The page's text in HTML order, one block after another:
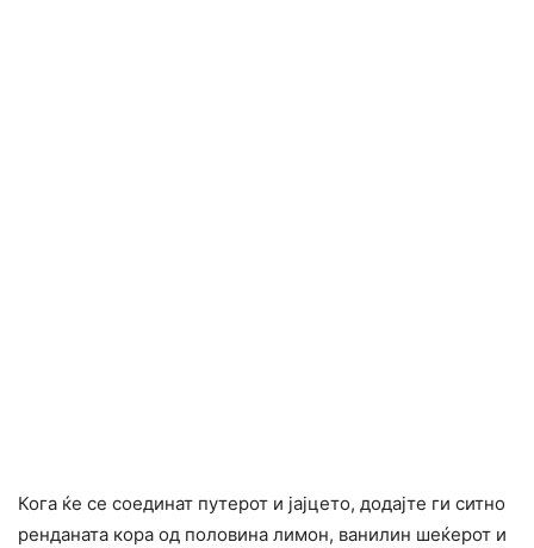
Кога ќе се соединат путерот и јајцето, додајте ги ситно
ренданата кора од половина лимон, ванилин шеќерот и